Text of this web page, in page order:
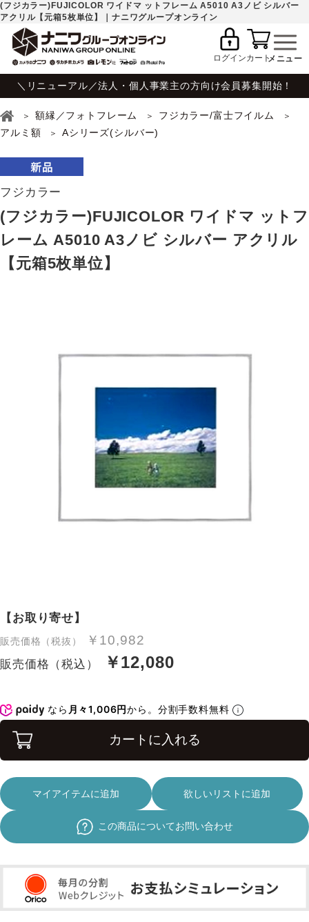
(フジカラー)FUJICOLOR ワイドマ ットフレーム A5010 A3ノビ シルバー
アクリル【元箱5枚単位】｜ナニワグループオンライン
ログインカート
＼リニューアル／法人・個人事業主の方向け会員募集開始！
額縁／フォトフレーム
フジカラー/富士フイルム
アルミ額
Aシリーズ(シルバー)
フジカラー
(フジカラー)FUJICOLOR ワイドマ ットフ
レーム A5010 A3ノビ シルバー アクリル
【元箱5枚単位】
【お取り寄せ】
販売価格（税抜） ￥10,982
販売価格（税込） ￥12,080
なら 月々1,006円から。分割手数料無料
カートに入れる
マイアイテムに追加 欲しいリストに追加
この商品についてお問い合わせ